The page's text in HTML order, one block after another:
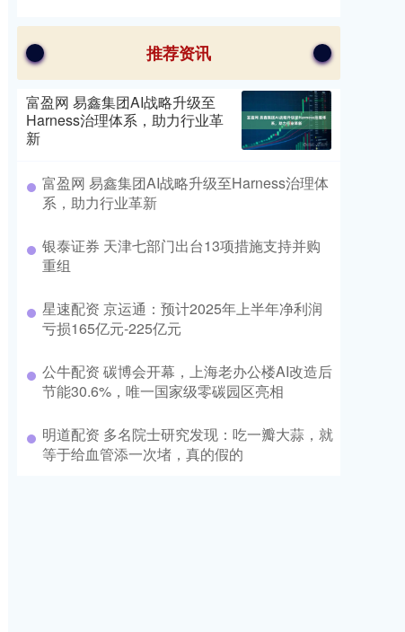
推荐资讯
富盈网 易鑫集团AI战略升级至
Harness治理体系，助力行业革
新
富盈网 易鑫集团AI战略升级至Harness治理体
系，助力行业革新
银泰证券 天津七部门出台13项措施支持并购
重组
星速配资 京运通：预计2025年上半年净利润
亏损165亿元-225亿元
公牛配资 碳博会开幕，上海老办公楼AI改造后
节能30.6%，唯一国家级零碳园区亮相
明道配资 多名院士研究发现：吃一瓣大蒜，就
等于给血管添一次堵，真的假的